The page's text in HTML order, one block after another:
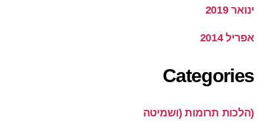
ינואר 2019
אפריל 2014
Categories
(הלכות תרומות (ושמיטה